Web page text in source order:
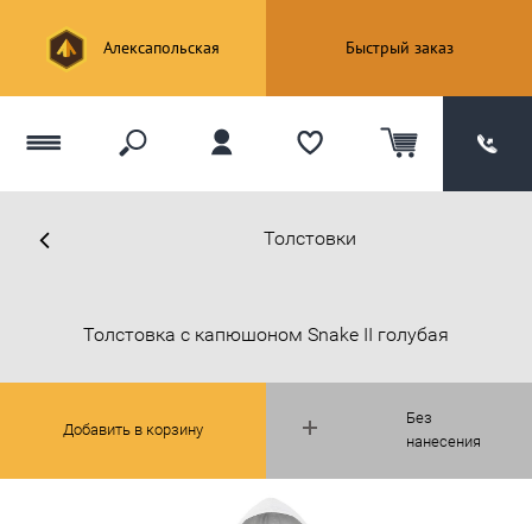
Алексапольская Быстрый заказ
Толстовки
Без
нанесения
Толстовка с капюшоном Snake II голубая
Добавить в корзину